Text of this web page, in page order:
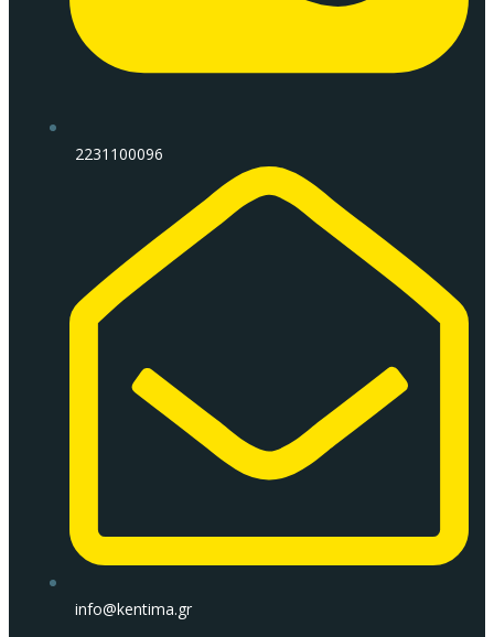
2231100096
info@kentima.gr